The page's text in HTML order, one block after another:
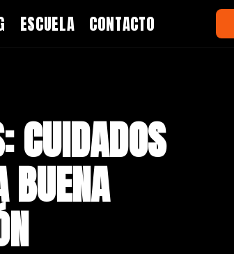
ESCUELA CONTACTO
CUIDADOS
BUENA